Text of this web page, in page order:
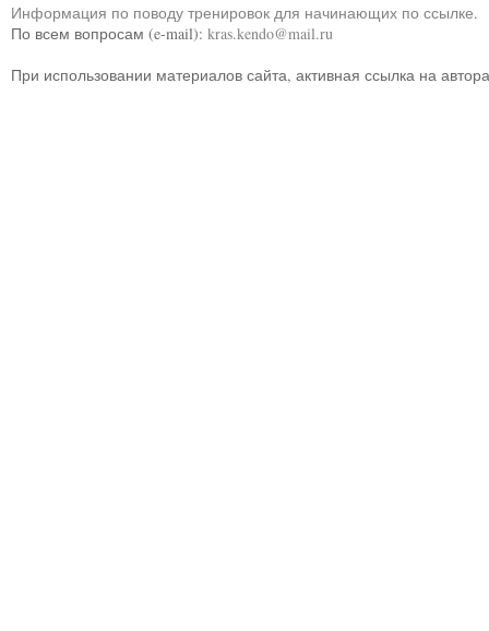
Информация по поводу тренировок для начинающих по ссылке.
По всем вопросам (e-mail): kras.kendo@mail.ru
При использовании материалов сайта, активная ссылка на